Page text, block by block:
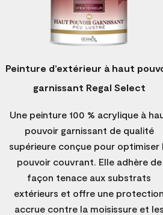
Peinture d’extérieur à haut
garnissant Regal Select
Une peinture 100 % acrylique à
pouvoir garnissant de qualité
supérieure conçue pour optimiser
pouvoir couvrant. Elle adhère de
façon tenace aux substrats
extérieurs et offre une protection
accrue contre la moisissure et les